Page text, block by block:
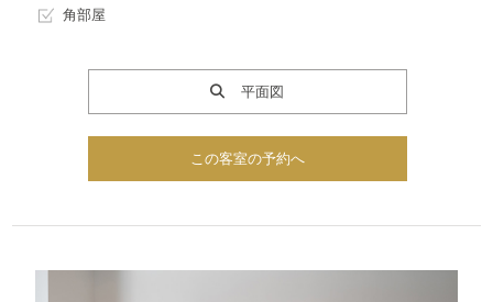
角部屋
平面図
この客室の予約へ